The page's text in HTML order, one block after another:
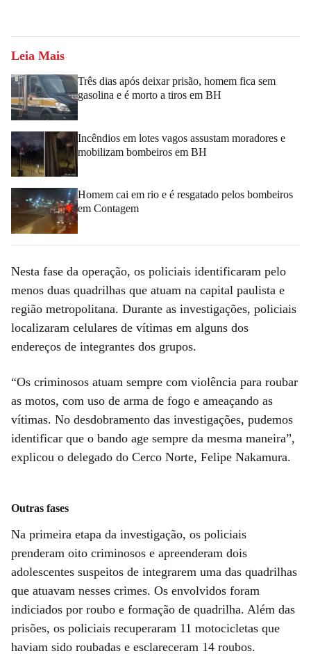
Leia Mais
Três dias após deixar prisão, homem fica sem
gasolina e é morto a tiros em BH
Incêndios em lotes vagos assustam moradores e
mobilizam bombeiros em BH
Homem cai em rio e é resgatado pelos bombeiros
em Contagem
Nesta fase da operação, os policiais identificaram pelo
menos duas quadrilhas que atuam na capital paulista e
região metropolitana. Durante as investigações, policiais
localizaram celulares de vítimas em alguns dos
endereços de integrantes dos grupos.
“Os criminosos atuam sempre com violência para roubar
as motos, com uso de arma de fogo e ameaçando as
vítimas. No desdobramento das investigações, pudemos
identificar que o bando age sempre da mesma maneira”,
explicou o delegado do Cerco Norte, Felipe Nakamura.
Outras fases
Na primeira etapa da investigação, os policiais
prenderam oito criminosos e apreenderam dois
adolescentes suspeitos de integrarem uma das quadrilhas
que atuavam nesses crimes. Os envolvidos foram
indiciados por roubo e formação de quadrilha. Além das
prisões, os policiais recuperaram 11 motocicletas que
haviam sido roubadas e esclareceram 14 roubos.